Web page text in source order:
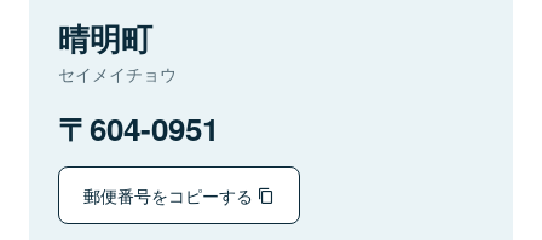
晴明町
セイメイチョウ
604-0951
郵便番号をコピーする